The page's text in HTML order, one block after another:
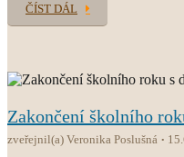
ČÍST DÁL
Zakončení školního
zveřejnil(a) Veronika Poslušná